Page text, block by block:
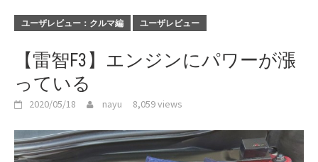
ユーザレビュー：クルマ編 ユーザレビュー
【雷智F3】エンジンにパワーが漲
っている
2020/05/18 nayu 8,059 views